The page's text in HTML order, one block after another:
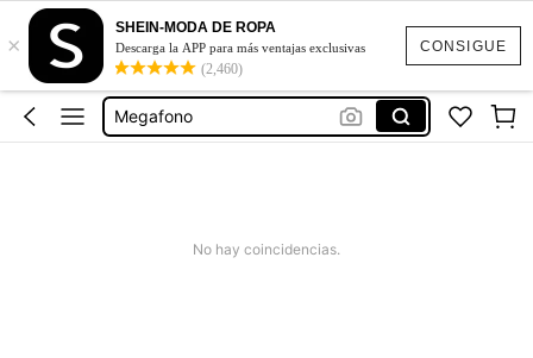
CONSIGUE
×
SHEIN-MODA DE ROPA
Descarga la APP para más ventajas exclusivas
(2,460)
Altavoz Megafono
Altavoz
Megafono
No hay coincidencias.